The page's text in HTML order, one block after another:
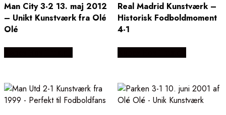
Man City 3-2 13. maj 2012
– Unikt Kunstværk fra Olé
Olé
Real Madrid Kunstværk –
Historisk Fodboldmoment
4-1